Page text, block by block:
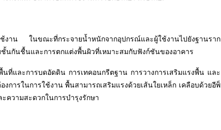
ช้งาน ในขณะที่กระจายน้ำหนักจากอุปกรณ์และผู้ใช้งานไปยังฐานราก
นกันชื้นและการตกแต่งพื้นผิวที่เหมาะสมกับฟังก์ชันของอาคาร
ที่และการบดอัดดิน การเทคอนกรีตฐาน การวางการเสริมแรงพื้น และ
ารในการใช้งาน พื้นสามารถเสริมแรงด้วยเส้นใยเหล็ก เคลือบด้วยอีพ็
ความสะดวกในการบำรุงรักษา